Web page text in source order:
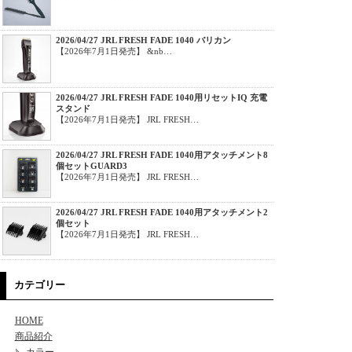
2026/04/27 JRL FRESH FADE 1040 バリカン
【2026年7月1日発売】 &nb…
2026/04/27 JRL FRESH FADE 1040用リセットIQ 充電
スタンド
【2026年7月1日発売】 JRL FRESH…
2026/04/27 JRL FRESH FADE 1040用アタッチメント8
個セットGUARD3
【2026年7月1日発売】 JRL FRESH…
2026/04/27 JRL FRESH FADE 1040用アタッチメント2
個セット
【2026年7月1日発売】 JRL FRESH…
カテゴリー
HOME
商品紹介